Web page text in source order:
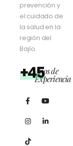
prevención y
el cuidado de
la salud en la
región del
Bajío.
+45Años de
Experiencia